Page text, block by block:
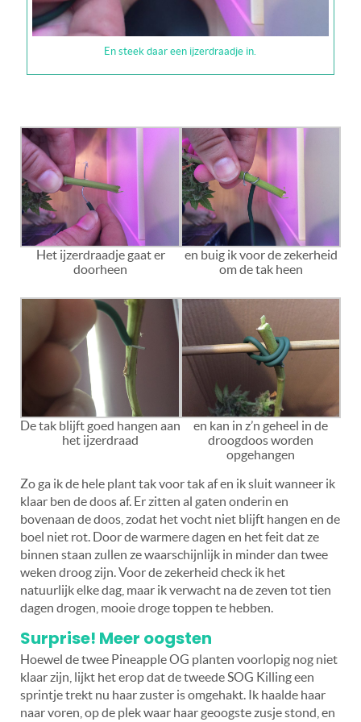
En steek daar een ijzerdraadje in.
Het ijzerdraadje gaat er
doorheen
en buig ik voor de zekerheid
om de tak heen
De tak blijft goed hangen aan
het ijzerdraad
en kan in z’n geheel in de
droogdoos worden
opgehangen
Zo ga ik de hele plant tak voor tak af en ik sluit wanneer ik
klaar ben de doos af. Er zitten al gaten onderin en
bovenaan de doos, zodat het vocht niet blijft hangen en de
boel niet rot. Door de warmere dagen en het feit dat ze
binnen staan zullen ze waarschijnlijk in minder dan twee
weken droog zijn. Voor de zekerheid check ik het
natuurlijk elke dag, maar ik verwacht na de zeven tot tien
dagen drogen, mooie droge toppen te hebben.
Surprise! Meer oogsten
Hoewel de twee Pineapple OG planten voorlopig nog niet
klaar zijn, lijkt het erop dat de tweede SOG Killing een
sprintje trekt nu haar zuster is omgehakt. Ik haalde haar
naar voren, op de plek waar haar geoogste zusje stond, en